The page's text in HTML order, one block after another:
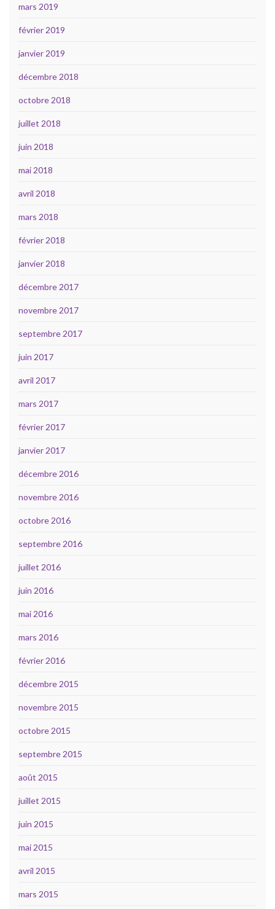
mars 2019
février 2019
janvier 2019
décembre 2018
octobre 2018
juillet 2018
juin 2018
mai 2018
avril 2018
mars 2018
février 2018
janvier 2018
décembre 2017
novembre 2017
septembre 2017
juin 2017
avril 2017
mars 2017
février 2017
janvier 2017
décembre 2016
novembre 2016
octobre 2016
septembre 2016
juillet 2016
juin 2016
mai 2016
mars 2016
février 2016
décembre 2015
novembre 2015
octobre 2015
septembre 2015
août 2015
juillet 2015
juin 2015
mai 2015
avril 2015
mars 2015